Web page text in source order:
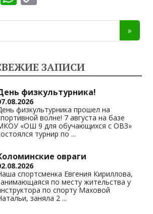
s
A
p
p
y
Li
n
k
ЗАПИСИ
физкультурника!
физкультурника прошел на
волне! 7 августа на базе
«ОШ 9 для обучающихся с ОВЗ»
турнир по ...
овраги
спортсменка Евгения Кириллова,
по месту жительства у
по спорту Маховой
заняла 2 ...